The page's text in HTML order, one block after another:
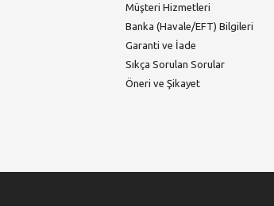
Müşteri Hizmetleri
Banka (Havale/EFT) Bilgileri
Garanti ve İade
Sıkça Sorulan Sorular
Öneri ve Şikayet